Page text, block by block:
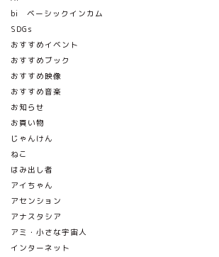
bi ベーシックインカム
SDGs
おすすめイベント
おすすめブック
おすすめ映像
おすすめ音楽
お知らせ
お買い物
じゃんけん
ねこ
はみ出し者
アイちゃん
アセンション
アナスタシア
アミ・小さな宇宙人
インターネット